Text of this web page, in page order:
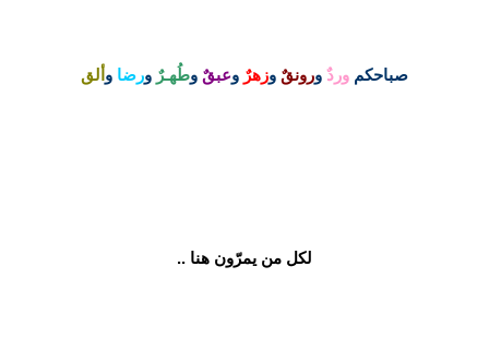
صباحكم وردٌ ورونقٌ وزهرٌ وعبقٌ وطُهـرٌ ورضا وألق
لكل من يمرّون هنا ..